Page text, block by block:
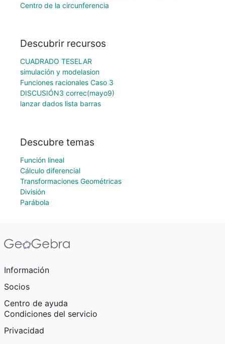
Centro de la circunferencia
Descubrir recursos
CUADRADO TESELAR
simulación y modelasion
Funciones racionales Caso 3
DISCUSIÓN3 correc(mayo9)
lanzar dados lista barras
Descubre temas
Función lineal
Cálculo diferencial
Transformaciones Geométricas
División
Parábola
Información
Socios
Centro de ayuda
Condiciones del servicio
Privacidad